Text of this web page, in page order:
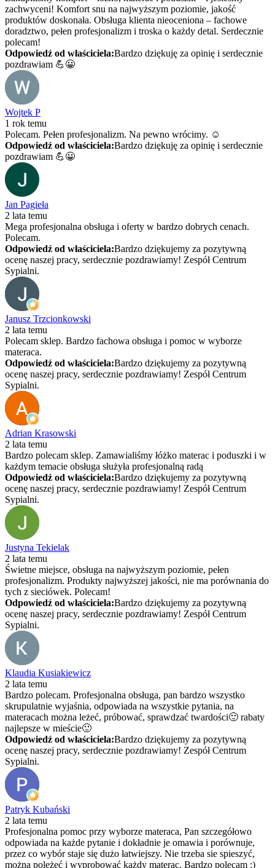
zachwyceni! Komfort snu na najwyższym poziomie, jakość
produktów doskonała. Obsługa klienta nieoceniona – fachowe
doradztwo, pełen profesjonalizm i troska o każdy detal. Serdecznie
polecam!
Odpowiedź od właściciela:Bardzo dziękuję za opinię i serdecznie
pozdrawiam 💪😀
Wojtek P
1 rok temu
Polecam. Pełen profesjonalizm. Na pewno wrócimy. ☺️
Odpowiedź od właściciela:Bardzo dziękuję za opinię i serdecznie
pozdrawiam 💪😀
Jan Pagieła
2 lata temu
Mega profesjonalna obsługa i oferty w bardzo dobrych cenach.
Polecam.
Odpowiedź od właściciela:Bardzo dziękujemy za pozytywną
ocenę naszej pracy, serdecznie pozdrawiamy! Zespół Centrum
Sypialni.
Janusz Trzcionkowski
2 lata temu
Polecam sklep. Bardzo fachowa obsługa i pomoc w wyborze
materaca.
Odpowiedź od właściciela:Bardzo dziękujemy za pozytywną
ocenę naszej pracy, serdecznie pozdrawiamy! Zespół Centrum
Sypialni.
Adrian Krasowski
2 lata temu
Bardzo polecam sklep. Zamawialiśmy łóżko materac i poduszki i w
każdym temacie obsługa służyła profesjonalną radą
Odpowiedź od właściciela:Bardzo dziękujemy za pozytywną
ocenę naszej pracy, serdecznie pozdrawiamy! Zespół Centrum
Sypialni.
Justyna Tekielak
2 lata temu
Świetne miejsce, obsługa na najwyższym poziomie, pełen
profesjonalizm. Produkty najwyższej jakości, nie ma porównania do
tych z sieciówek. Polecam!
Odpowiedź od właściciela:Bardzo dziękujemy za pozytywną
ocenę naszej pracy, serdecznie pozdrawiamy! Zespół Centrum
Sypialni.
Klaudia Kusiakiewicz
2 lata temu
Bardzo polecam. Profesjonalna obsługa, pan bardzo wszystko
skrupulatnie wyjaśnia, odpowiada na wszystkie pytania, na
materacach można leżeć, próbować, sprawdzać twardości🙂 rabaty
najlepsze w mieście🙂
Odpowiedź od właściciela:Bardzo dziękujemy za pozytywną
ocenę naszej pracy, serdecznie pozdrawiamy! Zespół Centrum
Sypialni.
Patryk Kubański
2 lata temu
Profesjonalna pomoc przy wyborze materaca, Pan szczegółowo
odpowiada na każde pytanie i dokładnie je omawia i porównuje,
przez co wybór staje się dużo łatwiejszy. Nie trzeba sie spieszyć,
można poleżeć i wyprobować każdy materac. Bardzo polecam :)